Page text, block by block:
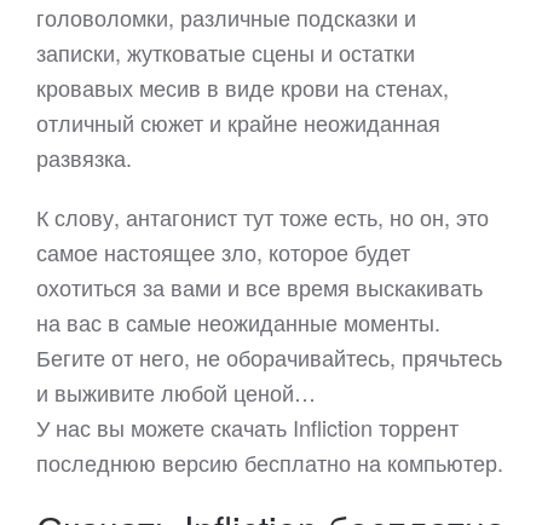
головоломки, различные подсказки и
записки, жутковатые сцены и остатки
кровавых месив в виде крови на стенах,
отличный сюжет и крайне неожиданная
развязка.
К слову, антагонист тут тоже есть, но он, это
самое настоящее зло, которое будет
охотиться за вами и все время выскакивать
на вас в самые неожиданные моменты.
Бегите от него, не оборачивайтесь, прячьтесь
и выживите любой ценой…
У нас вы можете скачать Infliction торрент
последнюю версию бесплатно на компьютер.